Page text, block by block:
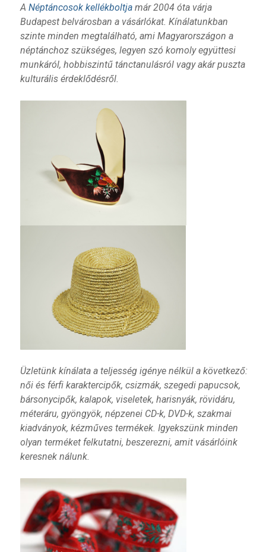
A Néptáncosok kellékboltjamár 2004 óta várja
Budapest belvárosban a vásárlókat. Kínálatunkban
szinte minden megtalálható, ami Magyarországon a
néptánchoz szükséges, legyen szó komoly együttesi
munkáról, hobbiszintű tánctanulásról vagy akár puszta
kulturális érdeklődésről.
Üzletünk kínálata a teljesség igénye nélkül a következő:
női és férfi karaktercipők, csizmák, szegedi papucsok,
bársonycipők, kalapok, viseletek, harisnyák, rövidáru,
méteráru, gyöngyök, népzenei CD-k, DVD-k, szakmai
kiadványok, kézműves termékek. Igyekszünk minden
olyan terméket felkutatni, beszerezni, amit vásárlóink
keresnek nálunk.